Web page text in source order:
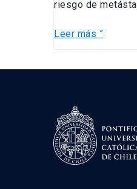
riesgo de
Leer más ”